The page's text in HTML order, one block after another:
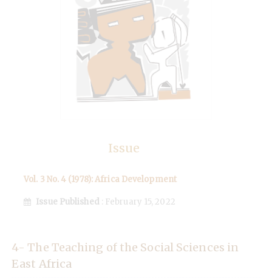
Issue
Vol. 3 No. 4 (1978): Africa Development
Issue Published : February 15, 2022
4- The Teaching of the Social Sciences in
East Africa